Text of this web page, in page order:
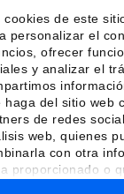
cookies de este
personalizar el
ofrecer
y analizar el
haga del sitio web
de redes
web, quienes
con otra
proporcionado o
a partir del
idiomas